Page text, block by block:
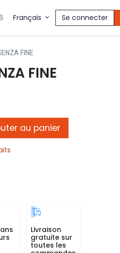
Français Se connecter
FINE
FINE
au panier
Livraison
gratuite sur
toutes les